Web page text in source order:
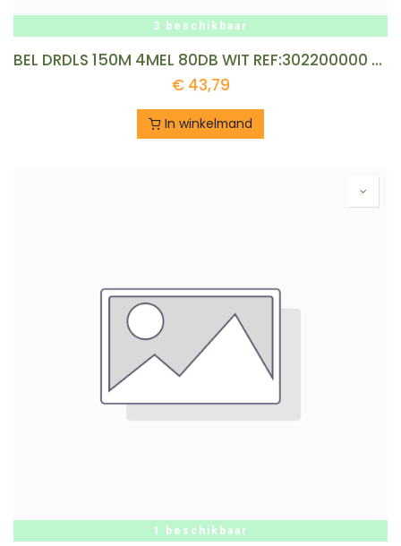
3 beschikbaar
BEL DRDLS 150M 4MEL 80DB WIT REF:302200000 HONEYWELL
€ 43,79
In winkelmand
1 beschikbaar